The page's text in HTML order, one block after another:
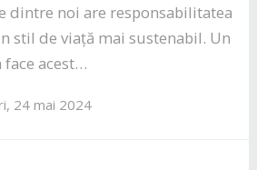
dintre noi are responsabilitatea
stil de viață mai sustenabil. Un
face acest…
24 mai 2024